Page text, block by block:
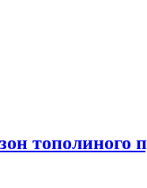
тополиного